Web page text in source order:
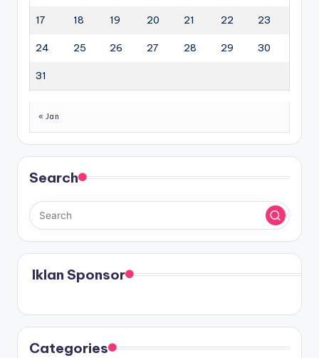
17 18 19 20 21 22 23
24 25 26 27 28 29 30
31
« Jan
Search
Iklan Sponsor
Categories